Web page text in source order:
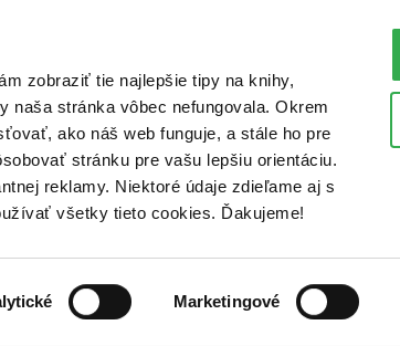
zobraziť tie najlepšie tipy na knihy,
naša stránka vôbec nefungovala. Okrem
ako náš web funguje, a stále ho pre
stránku pre vašu lepšiu orientáciu.
reklamy. Niektoré údaje zdieľame aj s
všetky tieto cookies. Ďakujeme!
Marketingové